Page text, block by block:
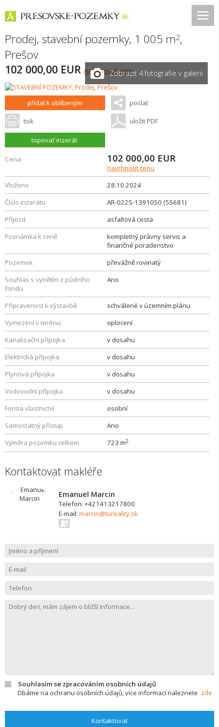
Prodej, stavební pozemky, 1 005 m2,
Prešov
102 000,00 EUR navrhnout cenuZobrazit 4 fotografie v galerii
přidat k oblíbeným poslat
tisk uložit PDF
topovať inzerát
Cena 102 000,00 EUR
navrhnout cenu
Vloženo
28.10.2024
Číslo inzerátu
AR-022S-1391050 (55681)
Příjezd
asfaltová cesta
Poznámka k ceně
kompletný právny servis a
finančné poradenstvo
Pozemek
převážně rovinatý
Souhlas s vynětím z půdního
fondu
Ano
Připravenost k výstavbě
schválené v územním plánu
Vymezení v terénu
oplocení
Kanalizační přípojka
v dosahu
Elektrická přípojka
v dosahu
Plynová přípojka
v dosahu
Vodovodní přípojka
v dosahu
Forma vlastnictví
osobní
Samostatný přístup
Ano
Výměra pozemku celkem
723 m2
Kontaktovat makléře
Emanuel Marcin
Telefon: +421413217800
E-mail: marcin@tureality.sk
Souhlasím se zpracováním osobních údajů
Dbáme na ochranu osobních údajů, více informací naleznete zde
Kontaktovat